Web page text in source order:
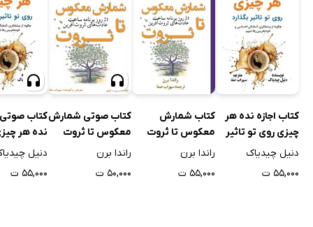
کتاب اجازه نده هر
چیزی روی تو تاثیر
بگذارد
دنیل چیدیاک
۵۵,۰۰۰ ت
کتاب شمارش
معکوس تا ثروت
راندا برن
۵۵,۰۰۰ ت
کتاب صوتی شمارش
معکوس تا ثروت
راندا برن
۵۰,۰۰۰ ت
کتاب صوتی
نده هر
تاثیر بگذارد
دنیل
۵۵,۰۰۰ ت